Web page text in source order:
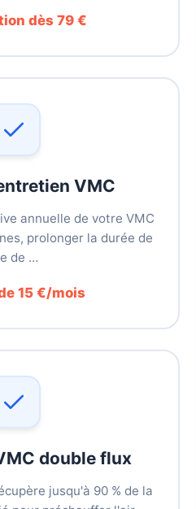
dès 79 €
VMC
annuelle de votre VMC
prolonger la durée de
de …
15 €/mois
double flux
jusqu'à 90 % de la